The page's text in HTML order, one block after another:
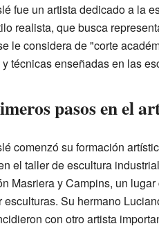
fue un artista dedicado a la
realista, que busca
le considera de "corte
técnicas enseñadas en las
pasos en el
comenzó su formación
el taller de escultura
Masriera y Campins, un
esculturas. Su hermano
con otro artista